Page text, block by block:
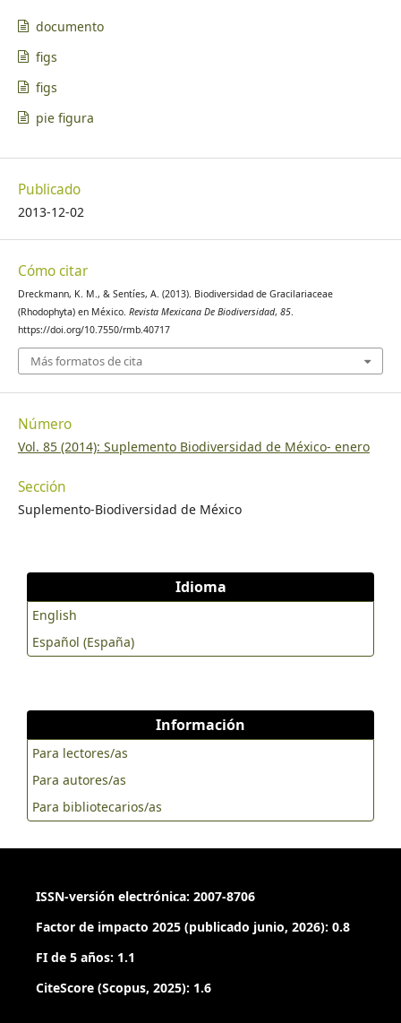
documento
figs
figs
pie figura
Publicado
2013-12-02
Cómo citar
Dreckmann, K. M., & Sentíes, A. (2013). Biodiversidad de Gracilariaceae
(Rhodophyta) en México. Revista Mexicana De Biodiversidad, 85.
https://doi.org/10.7550/rmb.40717
Más formatos de cita
Número
Vol. 85 (2014): Suplemento Biodiversidad de México- enero
Sección
Suplemento-Biodiversidad de México
Idioma
English
Español (España)
Información
Para lectores/as
Para autores/as
Para bibliotecarios/as
ISSN-versión electrónica: 2007-8706
Factor de impacto 2025 (publicado junio, 2026): 0.8
FI de 5 años: 1.1
CiteScore (Scopus, 2025): 1.6